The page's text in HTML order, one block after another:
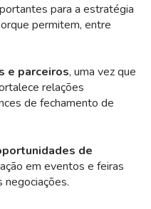
para a estratégia
permitem, entre
e parceiros, uma vez que
relações
de fechamento de
de
em eventos e feiras
negociações.